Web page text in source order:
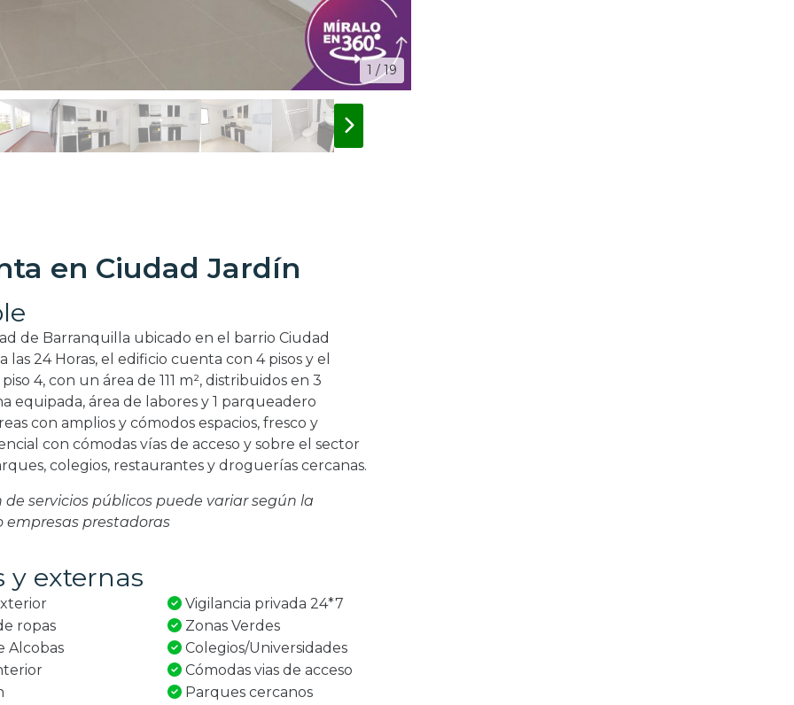
1 / 19
en Ciudad Jardín
de Barranquilla ubicado en el barrio Ciudad
24 Horas, el edificio cuenta con 4 pisos y el
4, con un área de 111 m², distribuidos en 3
equipada, área de labores y 1 parqueadero
con amplios y cómodos espacios, fresco y
con cómodas vías de acceso y sobre el sector
colegios, restaurantes y droguerías cercanas.
servicios públicos puede variar según la
prestadoras
y externas
ropas
Alcobas
Vigilancia privada 24*7
Zonas Verdes
Colegios/Universidades
Cómodas vias de acceso
Parques cercanos